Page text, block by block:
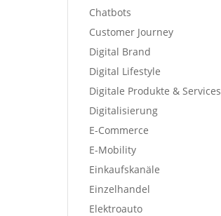
Chatbots
Customer Journey
Digital Brand
Digital Lifestyle
Digitale Produkte & Services
Digitalisierung
E-Commerce
E-Mobility
Einkaufskanäle
Einzelhandel
Elektroauto